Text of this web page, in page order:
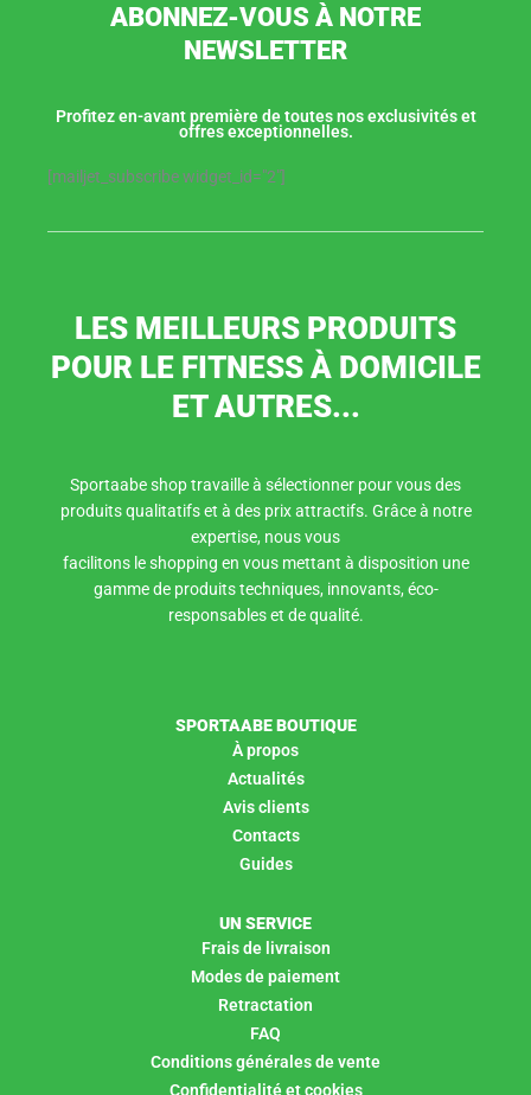
ABONNEZ-VOUS À NOTRE
NEWSLETTER
Profitez en-avant première de toutes nos exclusivités et
offres exceptionnelles.
[mailjet_subscribe widget_id="2"]
LES MEILLEURS PRODUITS
POUR LE FITNESS À DOMICILE
ET AUTRES...
Sportaabe shop travaille à sélectionner pour vous des
produits qualitatifs et à des prix attractifs. Grâce à notre
expertise, nous vous
facilitons le shopping en vous mettant à disposition une
gamme de produits techniques, innovants, éco-
responsables et de qualité.
SPORTAABE BOUTIQUE
À propos
Actualités
Avis clients
Contacts
Guides
UN SERVICE
Frais de livraison
Modes de paiement
Retractation
FAQ
Conditions générales de vente
Confidentialité et cookies